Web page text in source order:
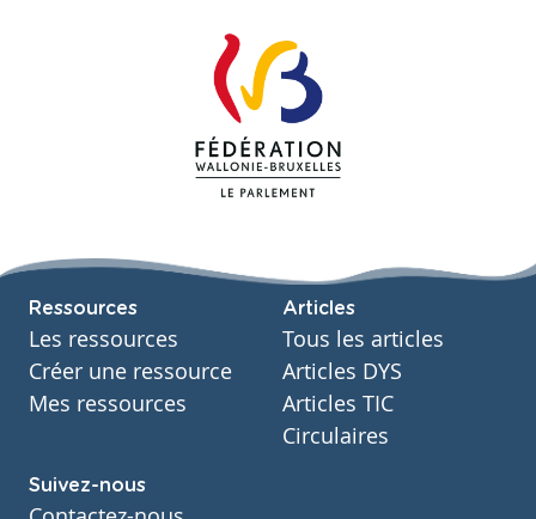
Ressources
Les ressources
Créer une ressource
Mes ressources
Articles
Tous les articles
Articles DYS
Articles TIC
Circulaires
Suivez-nous